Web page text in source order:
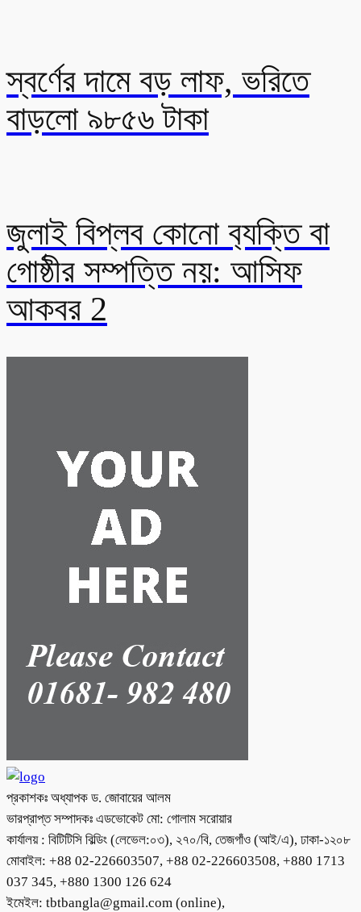
স্বর্ণের দামে বড় লাফ, ভরিতে
বাড়লো ৯৮৫৬ টাকা
জুলাই বিপ্লব কোনো ব‍্যক্তি বা
গোষ্ঠীর সম্পত্তি নয়: আসিফ
আকবর 2
প্রকাশকঃ অধ্যাপক ড. জোবায়ের আলম
ভারপ্রাপ্ত সম্পাদকঃ এডভোকেট মো: গোলাম সরোয়ার
কার্যালয় : বিটিটিসি বিল্ডিং (লেভেল:০৩), ২৭০/বি, তেজগাঁও (আই/এ), ঢাকা-১২০৮
মোবাইল: +88 02-226603507, +88 02-226603508, +880 1713
037 345, +880 1300 126 624
ইমেইল: tbtbangla@gmail.com (online),